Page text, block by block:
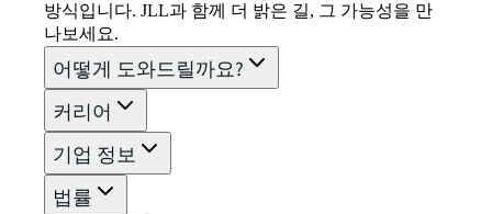
방식입니다. JLL과 함께 더 밝은 길, 그 가능성을 만
나보세요.
어떻게 도와드릴까요?
커리어
기업 정보
법률